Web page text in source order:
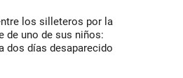
los silleteros por la
de uno de sus niños:
dos días desaparecido